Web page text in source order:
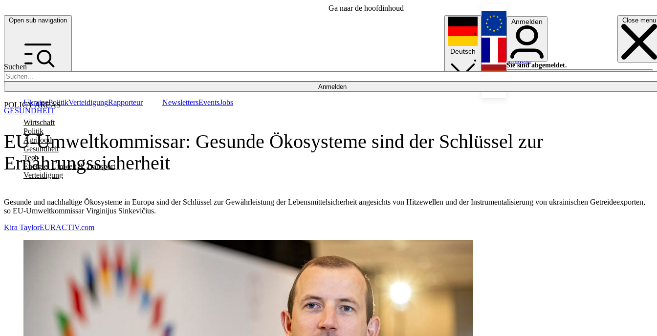
Ga naar de hoofdinhoud
Open sub navigation Close menu
Suchen
Anmelden
POLICY AREAS
Wirtschaft
Politik
Agrifood
Gesundheit
Tech
Energie, Umwelt & Transport
Verteidigung
UkrainePolitikVerteidigungRapporteur NewslettersEventsJobs
Deutsch
English
Français
Anmelden
Sie sind abgemeldet.
Anmelden
Licht aus
EU-Umweltkommissar: Gesunde Ökosysteme sind der Schlüssel zur
Ernährungssicherheit
Gesunde und nachhaltige Ökosysteme in Europa sind der Schlüssel zur Gewährleistung der Lebensmittelsicherheit angesichts von Hitzewellen und der Instrumentalisierung von ukrainischen Getreideexporten,
so EU-Umweltkommissar Virginijus Sinkevičius.
GESUNDHEIT
Kira TaylorEURACTIV.com